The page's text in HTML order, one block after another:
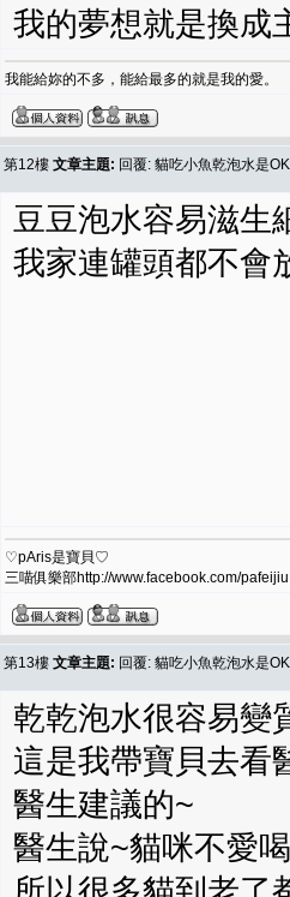
我的夢想就是換成
我能給妳的不多，能給最多的就是我的愛。
第12樓 文章主題: 回覆: 貓吃小魚乾泡水是
豆豆泡水容易滋生
我家連罐頭都不會
♡pAris是寶貝♡
三喵俱樂部http://www.facebook.com/pafeijiu
第13樓 文章主題: 回覆: 貓吃小魚乾泡水是
乾乾泡水很容易變
這是我帶寶貝去看
醫生建議的~
醫生說~貓咪不愛